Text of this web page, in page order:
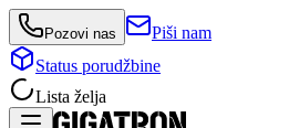
Pozovi nas
Piši nam
Status porudžbine
Lista želja